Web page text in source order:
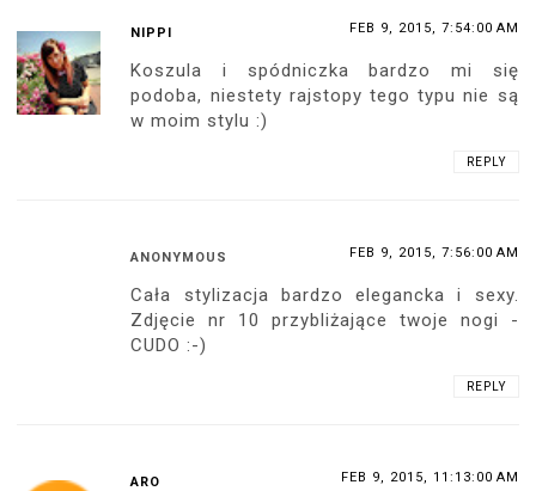
NIPPI FEB 9, 2015, 7:54:00 AM
Koszula i spódniczka bardzo mi się
podoba, niestety rajstopy tego typu nie są
w moim stylu :)
REPLY
ANONYMOUS FEB 9, 2015, 7:56:00 AM
Cała stylizacja bardzo elegancka i sexy.
Zdjęcie nr 10 przybliżające twoje nogi -
CUDO :-)
REPLY
ARO FEB 9, 2015, 11:13:00 AM